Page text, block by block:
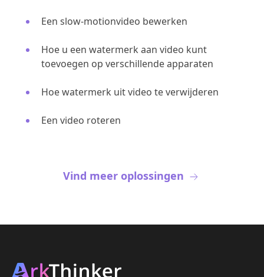
Een slow-motionvideo bewerken
Hoe u een watermerk aan video kunt
toevoegen op verschillende apparaten
Hoe watermerk uit video te verwijderen
Een video roteren
Vind meer oplossingen